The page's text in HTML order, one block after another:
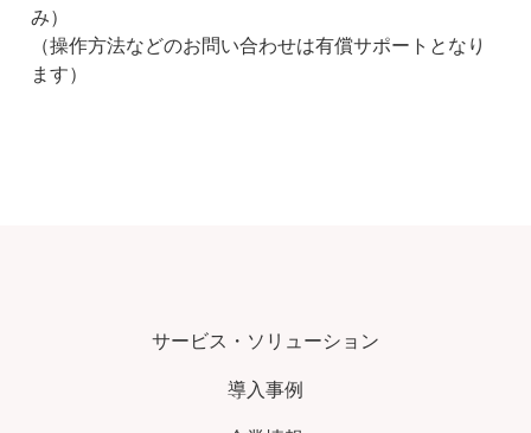
み）
（操作方法などのお問い合わせは有償サポートとなり
ます）
サービス・ソリューション
導入事例